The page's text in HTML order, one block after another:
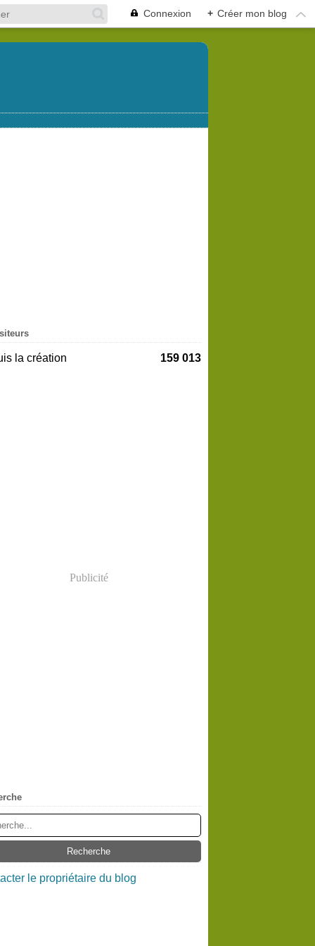
Connexion + Créer mon blog
la création 159 013
Publicité
le propriétaire du blog